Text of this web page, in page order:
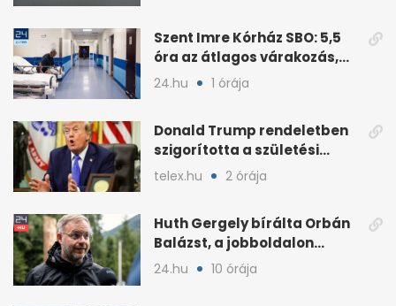
Szent Imre Kórház SBO: 5,5
óra az átlagos várakozás,
így működik
24.hu 1 órája
Donald Trump rendeletben
szigorította a születési
jogon járó
állampolgárságot
telex.hu 2 órája
Huth Gergely bírálta Orbán
Balázst, a jobboldalon
„szekunder szégyent”
24.hu 10 órája